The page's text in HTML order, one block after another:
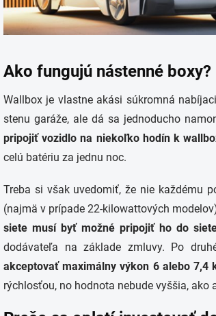
Ako fungujú nástenné boxy?
Wallbox je vlastne akási súkromná
stenu garáže, ale dá sa jednoducho
pripojiť vozidlo na niekoľko hodín k
celú batériu za jednu noc.
Treba si však uvedomiť, že nie každému
(najmä v prípade 22-kilowattových
siete musí byť možné pripojiť ho do
dodávateľa na základe zmluvy. Po
akceptovať maximálny výkon 6 alebo 7,4
rýchlosťou, no hodnota nebude vyššia, ako